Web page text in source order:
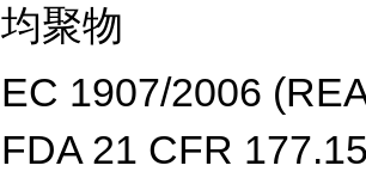
均聚物
EC 1907/2006
FDA 21 CFR